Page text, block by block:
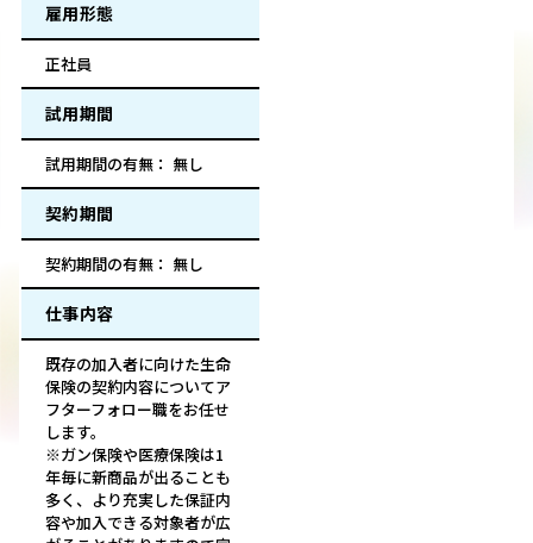
雇用形態
正社員
試用期間
試用期間の有無： 無し
契約期間
契約期間の有無： 無し
仕事内容
既存の加入者に向けた生命
保険の契約内容についてア
フターフォロー職をお任せ
します。
※ガン保険や医療保険は1
年毎に新商品が出ることも
多く、より充実した保証内
容や加入できる対象者が広